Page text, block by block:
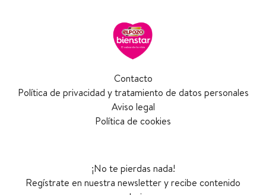
Contacto
Política de privacidad y tratamiento de datos personales
Aviso legal
Política de cookies
¡No te pierdas nada!
Regístrate en nuestra newsletter y recibe contenido